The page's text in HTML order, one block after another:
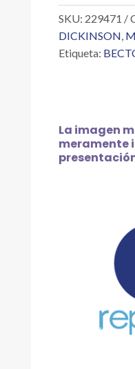
A
SKU: 229471
DICKINSON,
Etiqueta:
La imagen
meramente